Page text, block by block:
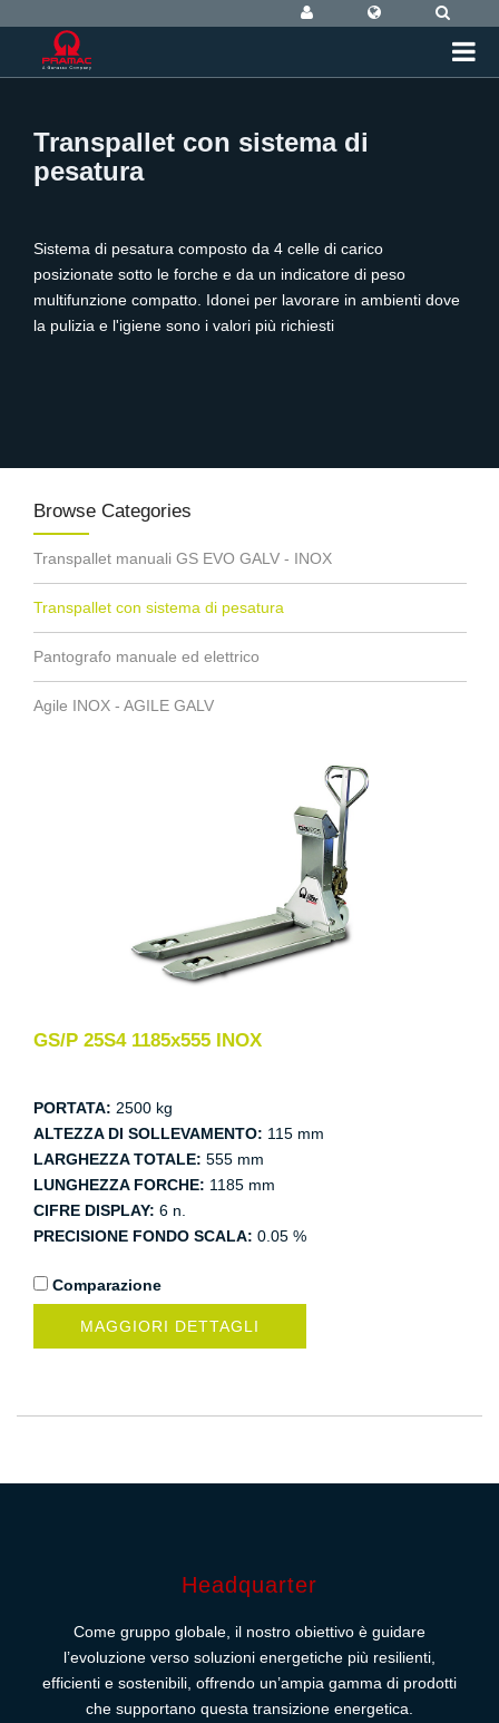
Transpallet con sistema di
pesatura
Sistema di pesatura composto da 4 celle di carico
posizionate sotto le forche e da un indicatore di peso
multifunzione compatto. Idonei per lavorare in ambienti dove
la pulizia e l'igiene sono i valori più richiesti
Browse Categories
Transpallet manuali GS EVO GALV - INOX
Transpallet con sistema di pesatura
Pantografo manuale ed elettrico
Agile INOX - AGILE GALV
GS/P 25S4 1185x555 INOX
PORTATA: 2500 kg
ALTEZZA DI SOLLEVAMENTO: 115 mm
LARGHEZZA TOTALE: 555 mm
LUNGHEZZA FORCHE: 1185 mm
CIFRE DISPLAY: 6 n.
PRECISIONE FONDO SCALA: 0.05 %
Comparazione
MAGGIORI DETTAGLI
Headquarter
Come gruppo globale, il nostro obiettivo è guidare
l’evoluzione verso soluzioni energetiche più resilienti,
efficienti e sostenibili, offrendo un’ampia gamma di prodotti
che supportano questa transizione energetica.